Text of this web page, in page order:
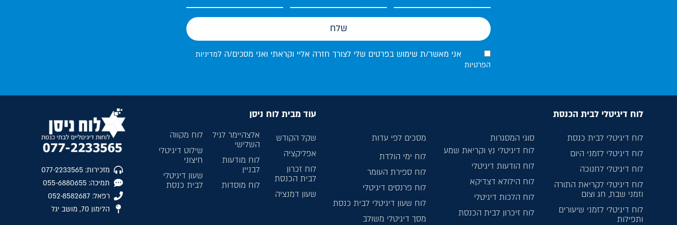
אני מאשר/ת שימוש בפרטים שלי לצורך חזרה אליי וקראתי ואני מסכים/ה למדיניות
הפרטיות
שלח
לוח דיגיטלי לבית הכנסת
לוח דיגיטלי לבית כנסת סוגי המסגרות
מסכים לפי עדות
לוח דיגיטלי לזמני היום
לוח דיגיטלי לחנוכה
לוח דיגיטלי לקריאת התורה
וזמני שבת, חג וצום
לוח דיגיטלי לזמני שיעורים
ותפילות
לוח דיגיטלי נץ וקריאת שמע
לוח הודעות דיגיטלי
לוח הילולא דצדיקא
לוח הלכות דיגיטלי
לוח זיכרון לבית הכנסת
לוח ימי הולדת
לוח ספירת העומר
לוח פרנסים דיגיטלי
לוח שעון דיגיטלי לבית כנסת
מסך דיגיטלי משולב
עוד מבית לוח ניסן
שקל הקודש
אפליקציה
לוח זכרון
לבית הכנסת
שעון דמנציה
אלצהיימר לגיל
השלישי
לוח מודעות
לבניין
לוח מוסדות
לוח מקווה
שילוט דיגיטלי
חיצוני
שעון דיגיטלי
לבית כנסת
מזכירות: 077-2233565
תמיכה: 055-6880655
רפאל: 052-8582687
הלימון 70, מושב יגל